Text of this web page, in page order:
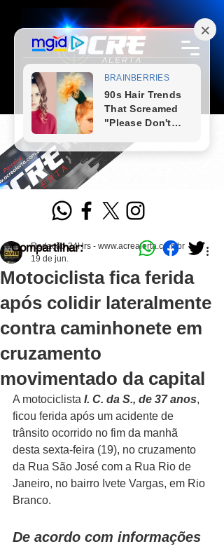
Motociclista fica ferida
após colidir lateralmente
contra caminhonete em
cruzamento
movimentado da capital
Redação 24Hrs - www.acrealerta.com.br
19 de jun.
A motociclista I. C. da S., de 37 anos,
ficou ferida após um acidente de
trânsito ocorrido no fim da manhã
desta sexta-feira (19), no cruzamento
da Rua São José com a Rua Rio de
Janeiro, no bairro Ivete Vargas, em Rio
Branco.
De acordo com informações
Compartilhar: